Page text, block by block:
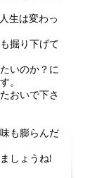
生は変わっ
掘り下げて
いのか？に
。
おいで下さ
も膨らんだ
しょうね!